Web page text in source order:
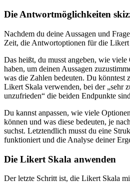
Die Antwortmöglichkeiten
Nachdem du deine Aussagen und
Zeit, die Antwortoptionen für die Likert
Das heißt, du musst angeben, wie
haben, um deinen Aussagen
was die Zahlen bedeuten. Du könntest
Likert Skala verwenden, bei der „sehr
unzufrieden“ die beiden Endpunkte
Du kannst anpassen, wie viele
können und was diese bedeuten, je
suchst. Letztendlich musst du eine
funktioniert und die Analyse deiner
Die Likert Skala anwenden
Der letzte Schritt ist, die Likert Skala